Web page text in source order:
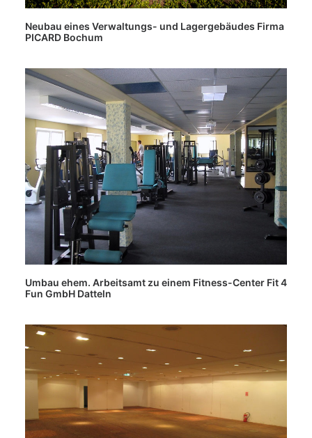
Neubau eines Verwaltungs- und Lagergebäudes Firma
PICARD Bochum
Umbau ehem. Arbeitsamt zu einem Fitness-Center Fit 4
Fun GmbH Datteln